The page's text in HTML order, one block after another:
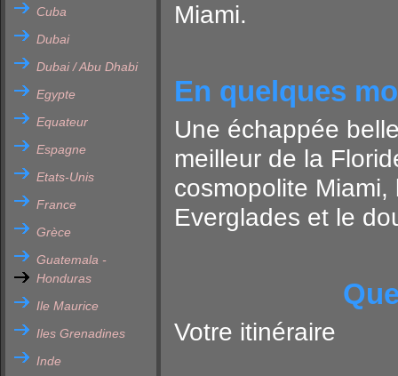
Cuba
Dubai
Dubai / Abu Dhabi
Egypte
Equateur
Espagne
Etats-Unis
France
Grèce
Guatemala -
Honduras
Ile Maurice
Iles Grenadines
Inde
Miami.
En quelques
Une échappée
meilleur de la
cosmopolite
Everglades et le
Votre itinéraire